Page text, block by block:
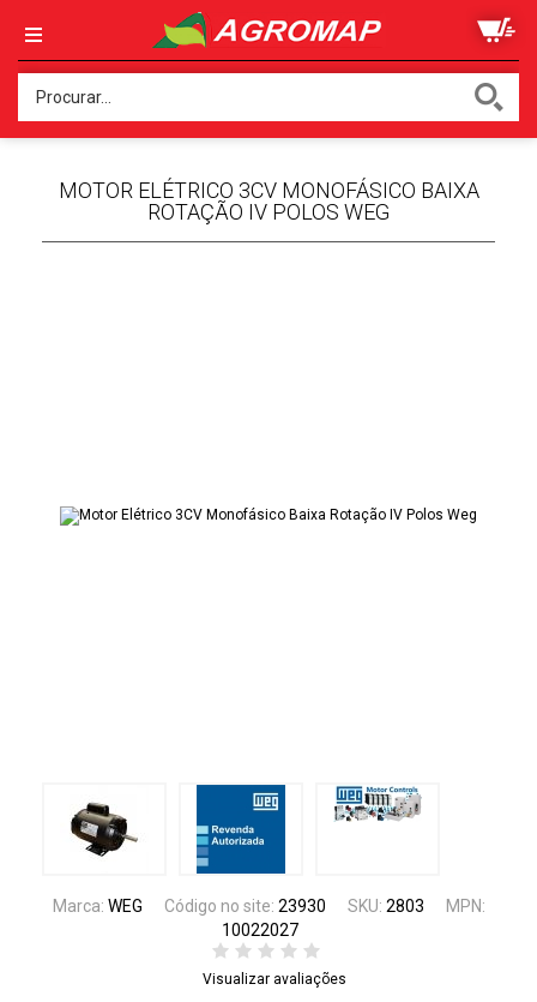
MOTOR ELÉTRICO 3CV MONOFÁSICO BAIXA
ROTAÇÃO IV POLOS WEG
Marca: WEG Código no site: 23930 SKU: 2803
MPN:
10022027
Visualizar avaliações